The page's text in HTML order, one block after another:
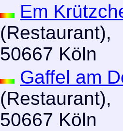
Em
(Restaurant),
50667 Köln
Gaffel am
(Restaurant),
50667 Köln